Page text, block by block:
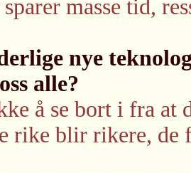
masse tid,
nye
alle?
å se bort i fra at
rike blir rikere,